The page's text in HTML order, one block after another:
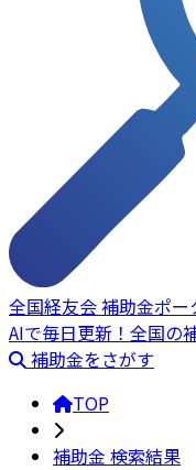
全国経友会 補助金ポー
AIで毎日更新！全国の
補助金をさがす
TOP
補助金 検索結果